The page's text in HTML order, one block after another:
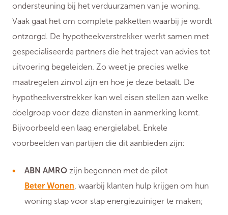
ondersteuning bij het verduurzamen van je woning.
Vaak gaat het om complete pakketten waarbij je wordt
ontzorgd. De hypotheekverstrekker werkt samen met
gespecialiseerde partners die het traject van advies tot
uitvoering begeleiden. Zo weet je precies welke
maatregelen zinvol zijn en hoe je deze betaalt. De
hypotheekverstrekker kan wel eisen stellen aan welke
doelgroep voor deze diensten in aanmerking komt.
Bijvoorbeeld een laag energielabel. Enkele
voorbeelden van partijen die dit aanbieden zijn:
ABN AMRO zijn begonnen met de pilot
Beter Wonen, waarbij klanten hulp krijgen om hun
woning stap voor stap energiezuiniger te maken;